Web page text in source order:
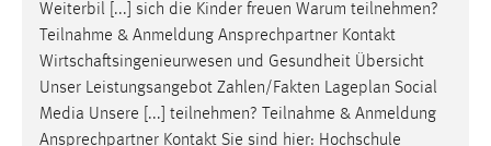
Weiterbil [...] sich die Kinder freuen Warum teilnehmen?
Teilnahme & Anmeldung Ansprechpartner Kontakt
Wirtschaftsingenieurwesen und Gesundheit Übersicht
Unser Leistungsangebot Zahlen/Fakten Lageplan Social
Media Unsere [...] teilnehmen? Teilnahme & Anmeldung
Ansprechpartner Kontakt Sie sind hier: Hochschule